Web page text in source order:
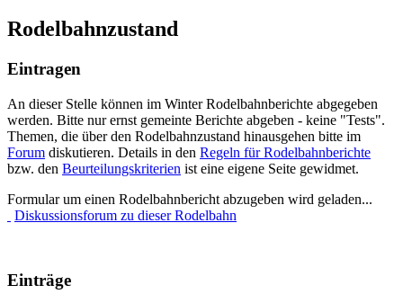
Rodelbahnzustand
Eintragen
An dieser Stelle können im Winter Rodelbahnberichte abgegeben
werden. Bitte nur ernst gemeinte Berichte abgeben - keine "Tests".
Themen, die über den Rodelbahnzustand hinausgehen bitte im
Forum diskutieren. Details in den Regeln für Rodelbahnberichte
bzw. den Beurteilungskriterien ist eine eigene Seite gewidmet.
Formular um einen Rodelbahnbericht abzugeben wird geladen...
Diskussionsforum zu dieser Rodelbahn
Einträge